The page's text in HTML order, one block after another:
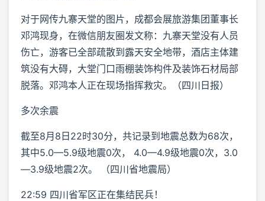
对于网传九寨天堂的图片，成都会展旅游集团董事长
邓鸿现身，在微信朋友圈发文称：九寨天堂没有人员
伤亡，游客已全部疏散到露天安全地带，酒店主体建
筑没有大碍，大堂门口雨棚装饰构件及装饰石材局部
脱落。邓鸿本人正在现场指挥救灾。（四川日报）
多次余震
截至8月8日22时30分，共记录到地震总数为68次，
其中5.0—5.9级地震0次， 4.0—4.9级地震0次，3.0
—3.9级地震2次。 （四川省地震局）
22:59 四川省军区正在集结民兵！